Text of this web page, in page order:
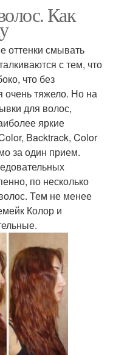
Как
оттенки смывать
с тем, что
что без
очень тяжело. Но на
для волос,
яркие
Backtrack, Color
за один прием.
по несколько
Тем не менее
Колор и